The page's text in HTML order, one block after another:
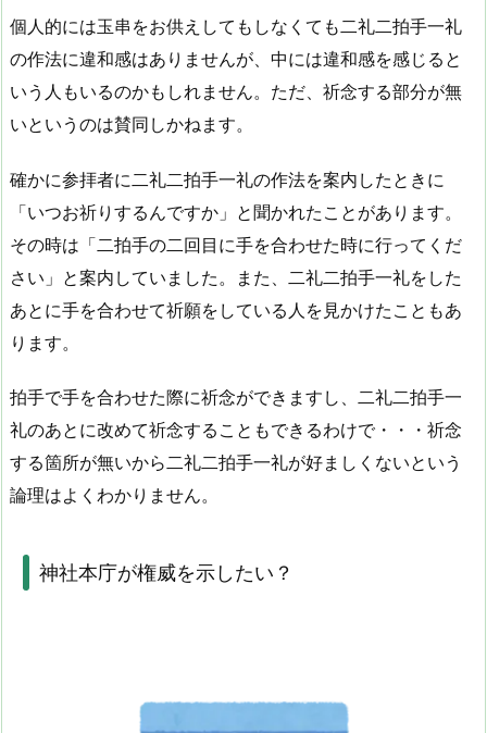
個人的には玉串をお供えしてもしなくても二礼二拍手一礼
の作法に違和感はありませんが、中には違和感を感じると
いう人もいるのかもしれません。ただ、祈念する部分が無
いというのは賛同しかねます。
確かに参拝者に二礼二拍手一礼の作法を案内したときに
「いつお祈りするんですか」と聞かれたことがあります。
その時は「二拍手の二回目に手を合わせた時に行ってくだ
さい」と案内していました。また、二礼二拍手一礼をした
あとに手を合わせて祈願をしている人を見かけたこともあ
ります。
拍手で手を合わせた際に祈念ができますし、二礼二拍手一
礼のあとに改めて祈念することもできるわけで・・・祈念
する箇所が無いから二礼二拍手一礼が好ましくないという
論理はよくわかりません。
神社本庁が権威を示したい？